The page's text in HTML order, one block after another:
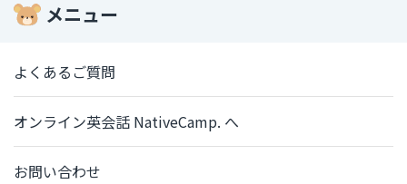
メニュー
よくあるご質問
オンライン英会話 NativeCamp. へ
お問い合わせ